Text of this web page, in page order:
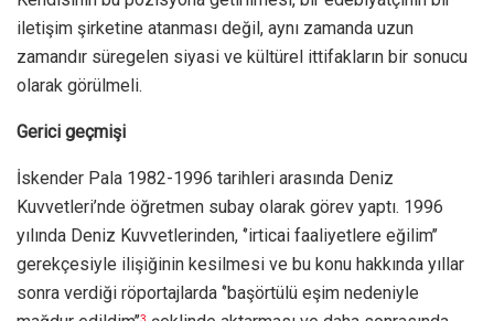
iletişim şirketine atanması değil, aynı zamanda uzun
zamandır süregelen siyasi ve kültürel ittifakların bir sonucu
olarak görülmeli.
Gerici geçmişi
İskender Pala 1982-1996 tarihleri arasında Deniz
Kuvvetleri’nde öğretmen subay olarak görev yaptı. 1996
yılında Deniz Kuvvetlerinden, ‘’irticai faaliyetlere eğilim’’
gerekçesiyle ilişiğinin kesilmesi ve bu konu hakkında yıllar
sonra verdiği röportajlarda ‘’başörtülü eşim nedeniyle